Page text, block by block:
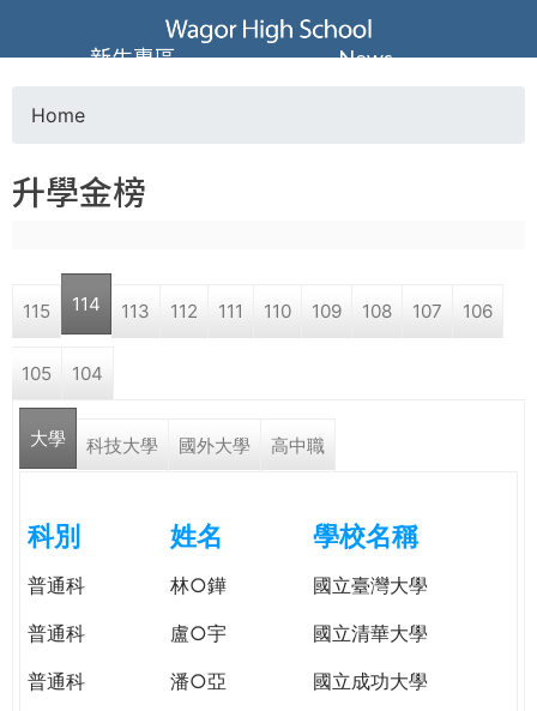
Jump to navigation
葳
格
高
學
格。
o
a
r
e
e
r
e
Home
升學金榜
115 114 113 112 111 110 109 108 107 106
105 104
大學 科技大學 國外大學 高中職
科別 姓名 學校名稱
普通科 林○鏵
國立臺灣大學
普通科
盧○宇
國立清華大學
普通科
潘○亞
國立成功大學
新生專區 News